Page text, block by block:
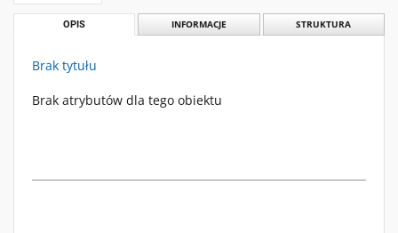
OPIS INFORMACJE STRUKTURA
Brak tytułu
Brak atrybutów dla tego obiektu